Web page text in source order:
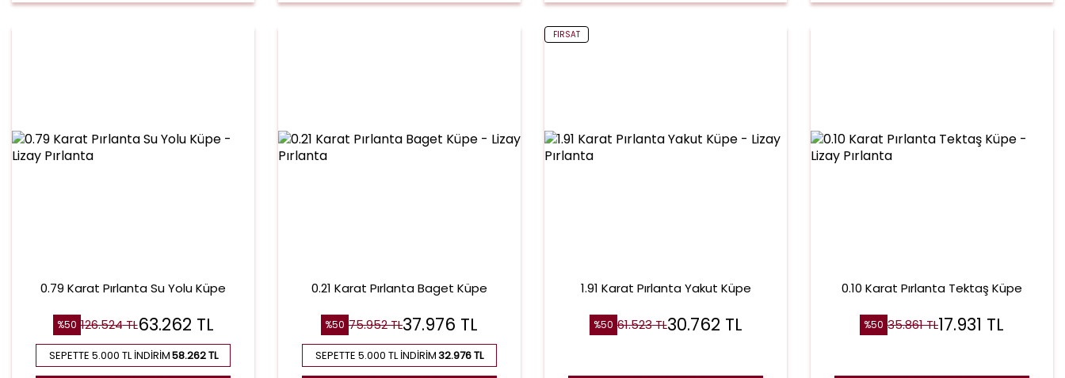
0.79 Karat Pırlanta Su Yolu Küpe
%50 126.524TL63.262 TL
SEPETTE 5.000 TL İNDIRIM58.262 TL
0.21 Karat Pırlanta Baget Küpe
%50 75.952TL37.976 TL
SEPETTE 5.000 TL İNDIRIM32.976 TL
FIRSAT
1.91 Karat Pırlanta Yakut Küpe
%50 61.523TL30.762 TL
0.10 Karat Pırlanta Tektaş Küpe
%50 35.861TL17.931 TL